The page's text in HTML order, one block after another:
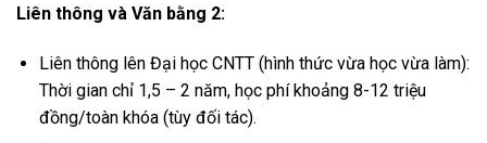
Liên thông và Văn bằng 2:
Liên thông lên Đại học CNTT (hình thức vừa học vừa làm):
Thời gian chỉ 1,5 – 2 năm, học phí khoảng 8-12 triệu
đồng/toàn khóa (tùy đối tác).